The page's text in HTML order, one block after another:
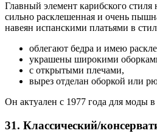
Главный элемент карибского
сильно расклешенная и очень
навеян испанскими платьями в
облегают бедра и имею
украшены широкими
с открытыми плечами,
вырез отделан оборкой или
Он актуален с 1977 года для моды
31. Классический/